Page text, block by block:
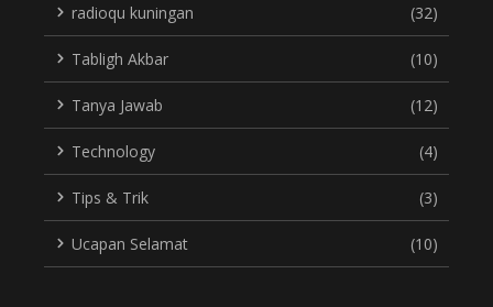
radioqu kuningan (32)
Tabligh Akbar (10)
Tanya Jawab (12)
Technology (4)
Tips & Trik (3)
Ucapan Selamat (10)